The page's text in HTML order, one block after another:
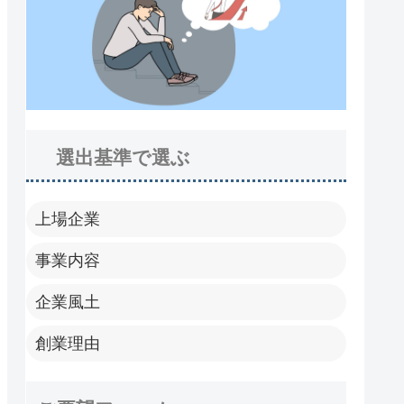
選出基準で選ぶ
上場企業
事業内容
企業風土
創業理由